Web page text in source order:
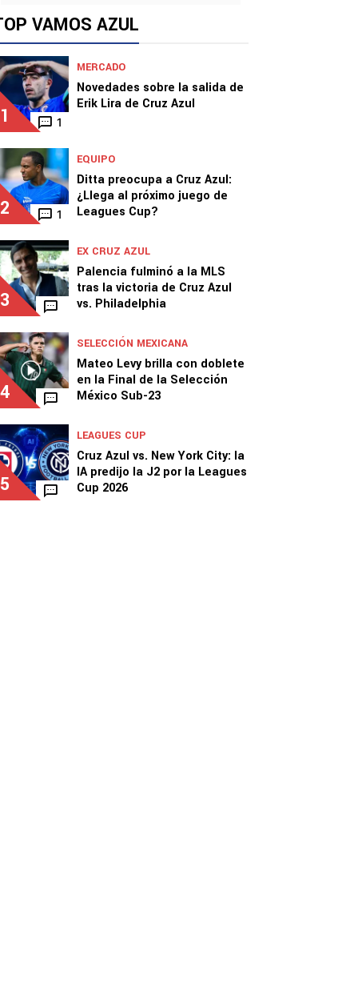
VAMOS AZUL
1 1
MERCADO
Novedades sobre la salida de
Erik Lira de Cruz Azul
2 1
EQUIPO
Ditta preocupa a Cruz Azul:
¿Llega al próximo juego de
Leagues Cup?
3
EX CRUZ AZUL
Palencia fulminó a la MLS
tras la victoria de Cruz Azul
vs. Philadelphia
4
SELECCIÓN MEXICANA
Mateo Levy brilla con doblete
en la Final de la Selección
México Sub-23
5
LEAGUES CUP
Cruz Azul vs. New York City: la
IA predijo la J2 por la Leagues
Cup 2026